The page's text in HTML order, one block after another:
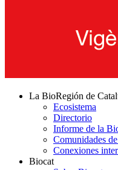
La BioRegión de
Ecosistema
Directorio
Informe de la
Comunidades
Conexiones
Biocat